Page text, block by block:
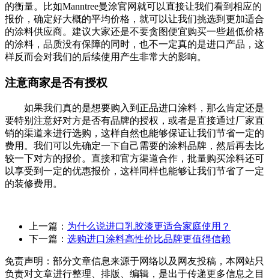
的衡量。比如Manntree曼涂官网就可以直接让我们看到相应的
报价，确定好大概的平均价格，就可以让我们挑选到更加适合
的涂料供应商。建议大家还是不要贪图便宜购买一些超低价格
的涂料，品质没有保障的同时，也不一定真的是进口产品，这
样反而会对我们的后续使用产生非常大的影响。
注意商家是否有授权
如果我们真的是想要购入到正品进口涂料，那么肯定还是
要特别注意好对方是否有品牌的授权，或者是直接通过厂家直
销的渠道来进行选购，这样自然也能够保证让我们节省一定的
费用。我们可以先确定一下自己需要的涂料品牌，然后再去比
较一下对方的报价。直接和官方渠道合作，批量购买涂料还可
以享受到一定的优惠报价，这样同样也能够让我们节省了一定
的装修费用。
上一篇： 为什么说进口乳胶漆更适合家庭使用？
下一篇： 选购进口涂料高性价比品牌更值得信赖
免责声明：部分文章信息来源于网络以及网友投稿，本网站只
负责对文章进行整理、排版、编辑，是出于传递更多信息之目